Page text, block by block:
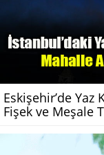
Eskişehir’de Yaz
Fişek ve Meşale